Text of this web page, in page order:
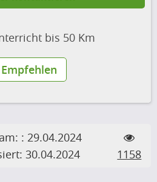
bis 50 Km
Empfehlen
: 29.04.2024
30.04.2024
1158